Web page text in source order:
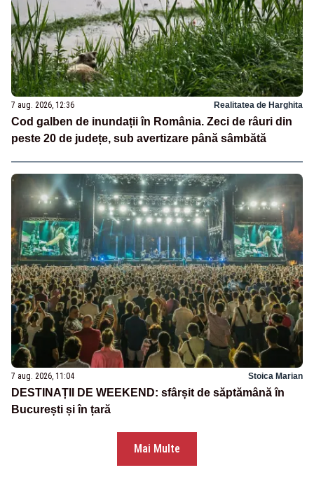
7 aug. 2026, 12:36 Realitatea de Harghita
Cod galben de inundații în România. Zeci de râuri din
peste 20 de județe, sub avertizare până sâmbătă
7 aug. 2026, 11:04 Stoica Marian
DESTINAȚII DE WEEKEND: sfârșit de săptămână în
București și în țară
Mai Multe